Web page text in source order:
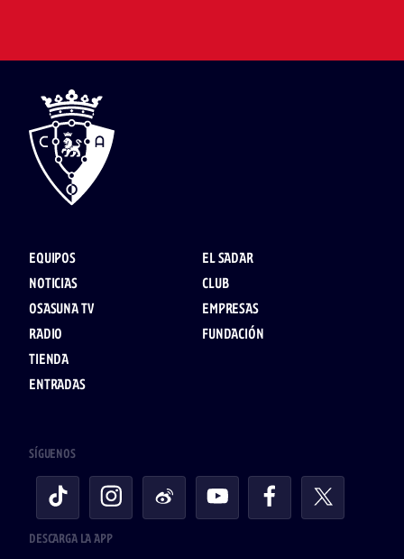
EQUIPOS
NOTICIAS
OSASUNA TV
RADIO
TIENDA
ENTRADAS
EL SADAR
CLUB
EMPRESAS
FUNDACIÓN
SÍGUENOS
DESCARGA LA APP